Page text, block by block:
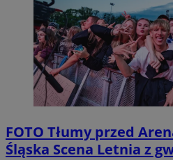
FOTO Tłumy przed
Śląska Scena Letnia z